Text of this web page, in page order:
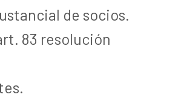
de socios.
83 resolución